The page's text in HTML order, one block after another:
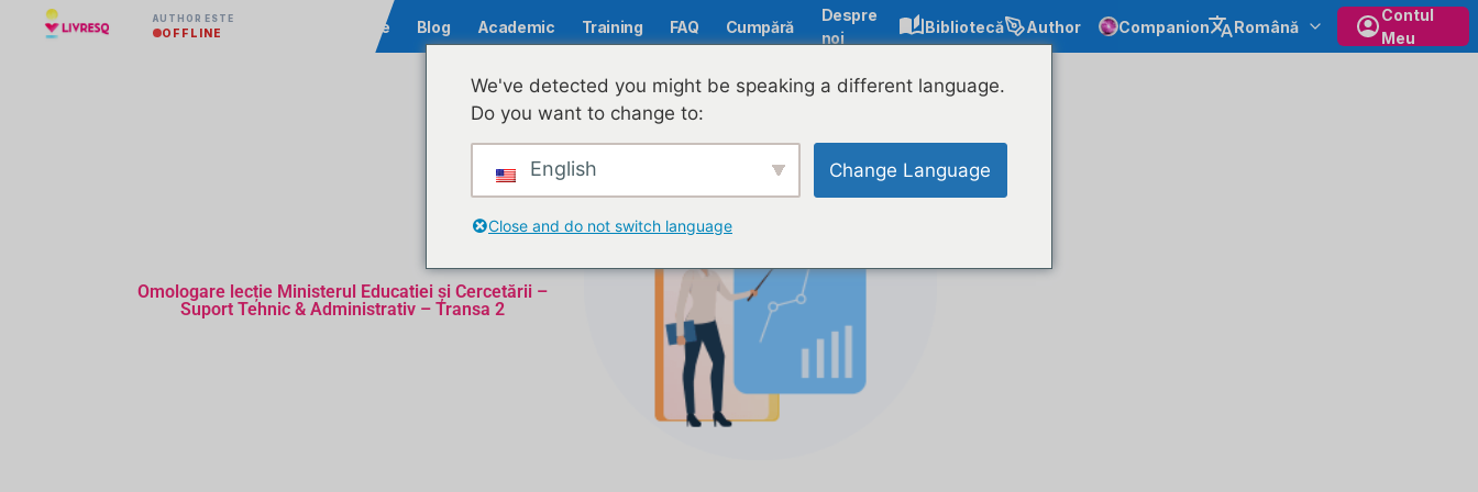
AUTHOR ESTE
OFFLINE Comunitate Blog Academic Training FAQ Cumpără
Despre
noi
Bibliotecă Author Companion Română
Contul
Meu
Omologare lecție Ministerul Educatiei și Cercetării –
Suport Tehnic & Administrativ – Transa 2
We've detected you might be speaking a different language.
Do you want to change to:
English Change Language
Close and do not switch language